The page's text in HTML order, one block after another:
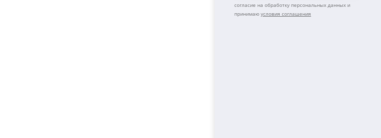
согласие на обработку персональных данных и
принимаю условия соглашения